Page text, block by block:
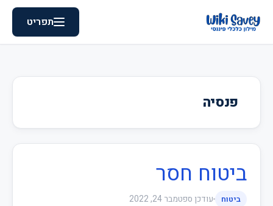
תפריט
פנסיה
ביטוח חסר
ביטוח עודכן ספטמבר 24, 2022